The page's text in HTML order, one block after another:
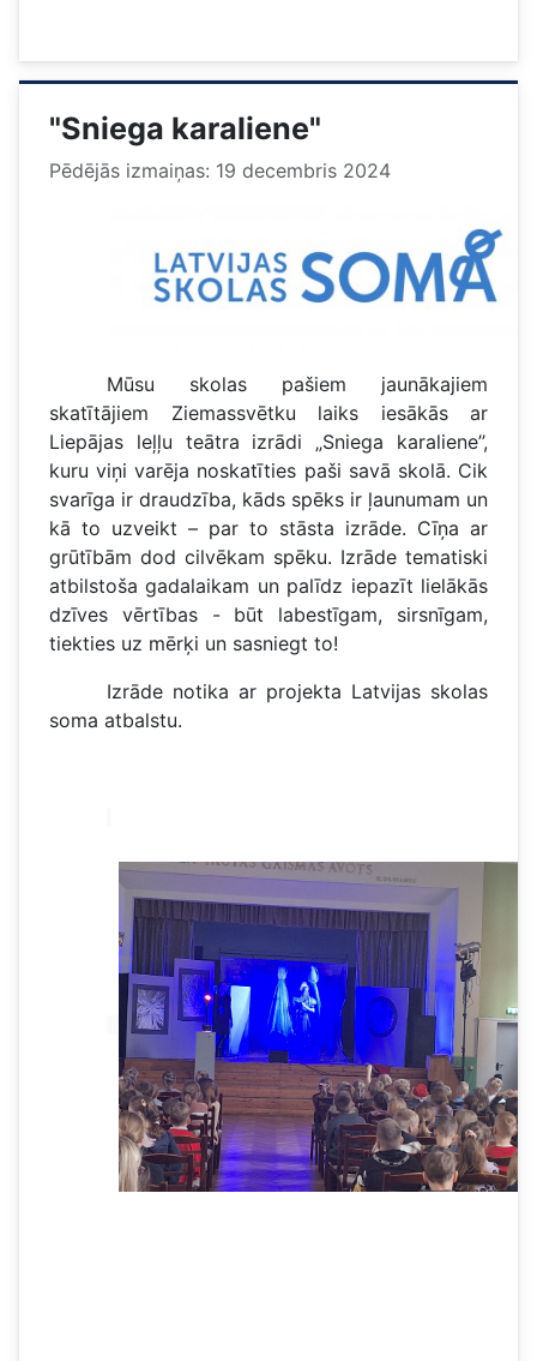
"Sniega karaliene"
Pēdējās izmaiņas: 19 decembris 2024
Mūsu skolas pašiem jaunākajiem
skatītājiem Ziemassvētku laiks iesākās ar
Liepājas leļļu teātra izrādi „Sniega karaliene’’,
kuru viņi varēja noskatīties paši savā skolā. Cik
svarīga ir draudzība, kāds spēks ir ļaunumam un
kā to uzveikt – par to stāsta izrāde. Cīņa ar
grūtībām dod cilvēkam spēku. Izrāde tematiski
atbilstoša gadalaikam un palīdz iepazīt lielākās
dzīves vērtības - būt labestīgam, sirsnīgam,
tiekties uz mērķi un sasniegt to!
Izrāde notika ar projekta Latvijas skolas
soma atbalstu.